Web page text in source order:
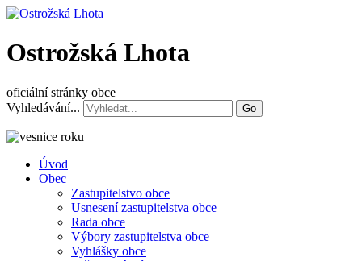
Ostrožská Lhota
oficiální stránky obce
Vyhledávání...
Go
Úvod
Obec
Zastupitelstvo obce
Usnesení zastupitelstva obce
Rada obce
Výbory zastupitelstva obce
Vyhlášky obce